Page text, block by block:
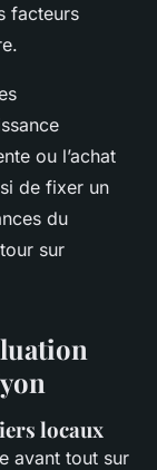
facteurs
ou l’achat
de fixer un
du
sur
locaux
avant tout sur